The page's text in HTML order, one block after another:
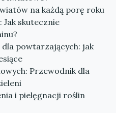
na każdą porę roku
skutecznie
powtarzających: jak
Przewodnik dla
i pielęgnacji roślin